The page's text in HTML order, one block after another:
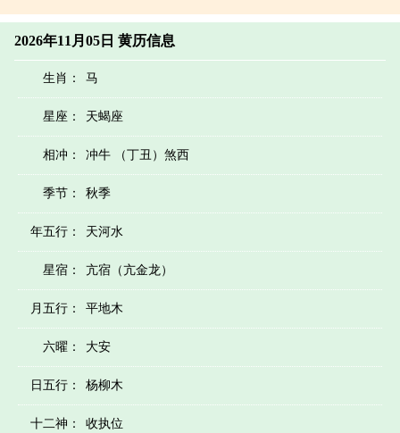
2026年11月05日 黄历信息
生肖： 马
星座： 天蝎座
相冲： 冲牛 （丁丑）煞西
季节： 秋季
年五行： 天河水
星宿： 亢宿（亢金龙）
月五行： 平地木
六曜： 大安
日五行： 杨柳木
十二神： 收执位